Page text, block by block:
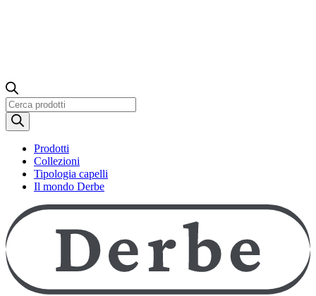
Ricerca
prodotti
Prodotti
Collezioni
Tipologia capelli
Il mondo Derbe